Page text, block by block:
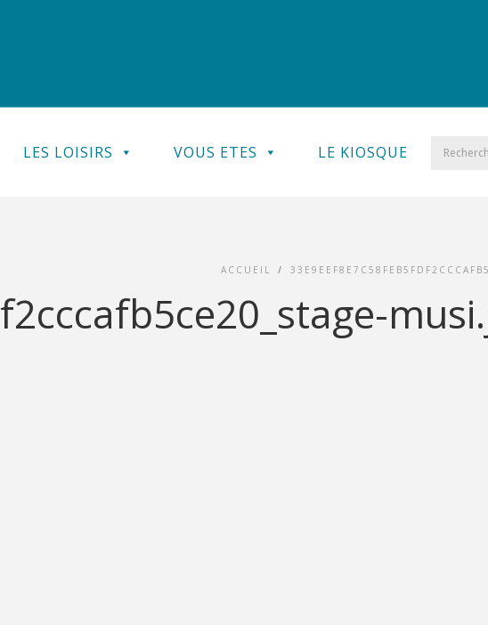
LES LOISIRS VOUS ETES LE KIOSQUE
ACCUEIL /